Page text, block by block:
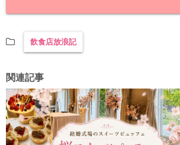
飲食店放浪記
関連記事